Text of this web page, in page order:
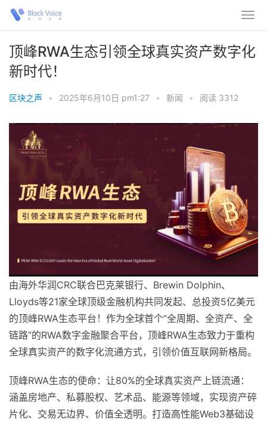
顶峰RWA生态引领全球真实资产数字化
新时代！
区块之声 • 2025年6月10日 pm1:27 • 新闻 • 阅读 3312
由海外华润CRC联合巴克莱银行、Brewin Dolphin、
Lloyds等21家全球顶级金融机构共同发起、总投资5亿美元
的顶峰RWA生态平台！作为全球首个“全周期、全资产、全
链路”的RWA数字金融聚合平台，顶峰RWA生态致力于重构
全球真实资产的数字化流通方式，引领价值互联网新格局。
顶峰RWA生态的使命：让80%的全球真实资产上链流通：
涵盖房地产、私募股权、艺术品、能源等领域，实现资产碎
片化、交易无边界、价值全透明。打造高性能Web3基础设